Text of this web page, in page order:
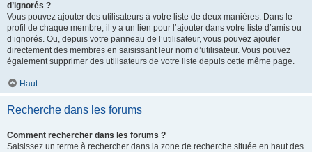
d’ignorés ?
Vous pouvez ajouter des utilisateurs à votre liste de deux manières. Dans le
profil de chaque membre, il y a un lien pour l’ajouter dans votre liste d’amis ou
d’ignorés. Ou, depuis votre panneau de l’utilisateur, vous pouvez ajouter
directement des membres en saisissant leur nom d’utilisateur. Vous pouvez
également supprimer des utilisateurs de votre liste depuis cette même page.
Haut
Recherche dans les forums
Comment rechercher dans les forums ?
Saisissez un terme à rechercher dans la zone de recherche située en haut des